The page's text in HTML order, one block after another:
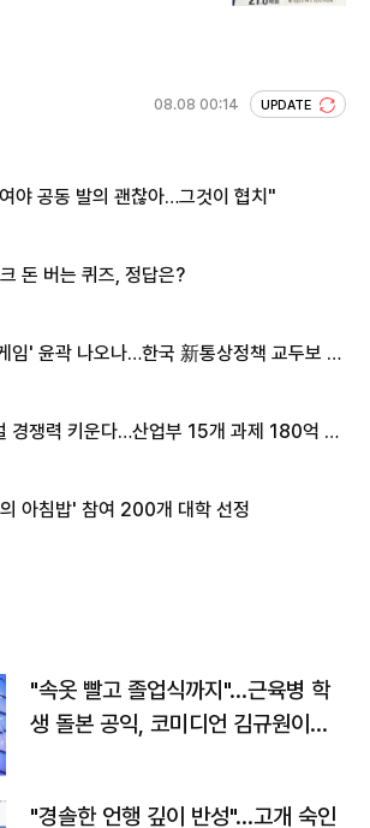
08.08 00:14 UPDATE
야 공동 발의 괜찮아…그것이 협치"
돈 버는 퀴즈, 정답은?
임' 윤곽 나오나…한국 新통상정책 교두보 활
경쟁력 키운다…산업부 15개 과제 180억 지
아침밥' 참여 200개 대학 선정
"속옷 빨고 졸업식까지"…근육병 학
생 돌본 공익, 코미디언 김규원이었
"경솔한 언행 깊이 반성"…고개 숙인